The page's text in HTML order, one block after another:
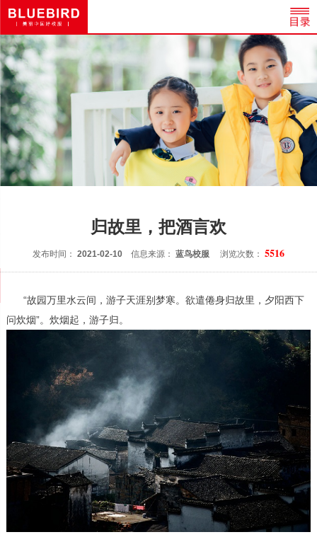
归故里，把酒言欢
发布时间： 2021-02-10 信息来源： 蓝鸟校服 浏览次数： 5516
“故园万里水云间，游子天涯别梦寒。欲遣倦身归故里，夕阳西下
问炊烟”。炊烟起，游子归。